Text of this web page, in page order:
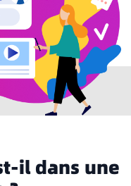
il dans une